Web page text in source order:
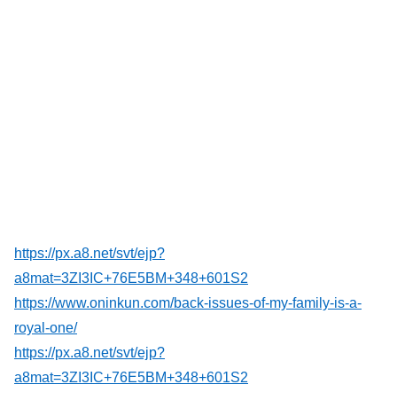
https://px.a8.net/svt/ejp?
a8mat=3ZI3IC+76E5BM+348+601S2
https://www.oninkun.com/back-issues-of-my-family-is-a-
royal-one/
https://px.a8.net/svt/ejp?
a8mat=3ZI3IC+76E5BM+348+601S2